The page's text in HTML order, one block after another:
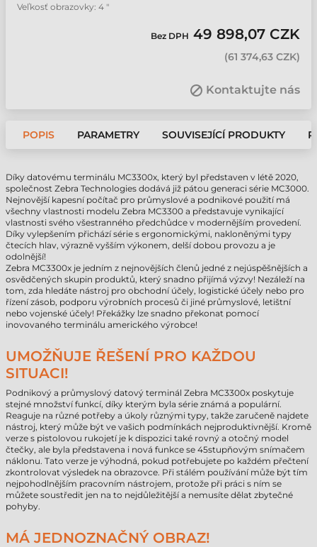
Veľkosť obrazovky: 4 "
Bez DPH 49 898,07 CZK
(61 374,63 CZK)
Kontaktujte nás
POPIS PARAMETRY SOUVISEJÍCÍ PRODUKTY
Díky datovému terminálu MC3300x, který byl představen v létě 2020,
společnost Zebra Technologies dodává již pátou generaci série MC3000.
Nejnovější kapesní počítač pro průmyslové a podnikové použití má
všechny vlastnosti modelu Zebra MC3300 a představuje vynikající
vlastnosti svého všestranného předchůdce v modernějším provedení.
Díky vylepšením přichází série s ergonomickými, nakloněnými typy
čtecích hlav, výrazně vyšším výkonem, delší dobou provozu a je
odolnější!
Zebra MC3300x je jedním z nejnovějších členů jedné z nejúspěšnějších a
osvědčených skupin produktů, který snadno přijímá výzvy! Nezáleží na
tom, zda hledáte nástroj pro obchodní účely, logistické účely nebo pro
řízení zásob, podporu výrobních procesů či jiné průmyslové, letištní
nebo vojenské účely! Překážky lze snadno překonat pomocí
inovovaného terminálu amerického výrobce!
UMOŽŇUJE ŘEŠENÍ PRO KAŽDOU
SITUACI!
Podnikový a průmyslový datový terminál Zebra MC3300x poskytuje
stejné množství funkcí, díky kterým byla série známá a populární.
Reaguje na různé potřeby a úkoly různými typy, takže zaručeně najdete
nástroj, který může být ve vašich podmínkách nejproduktivnější. Kromě
verze s pistolovou rukojetí je k dispozici také rovný a otočný model
čtečky, ale byla představena i nová funkce se 45stupňovým snímačem
náklonu. Tato verze je výhodná, pokud potřebujete po každém přečtení
zkontrolovat výsledek na obrazovce. Při stálém používání může být tím
nejpohodlnějším pracovním nástrojem, protože při práci s ním se
můžete soustředit jen na to nejdůležitější a nemusíte dělat zbytečné
pohyby.
MÁ JEDNOZNAČNÝ OBRAZ!